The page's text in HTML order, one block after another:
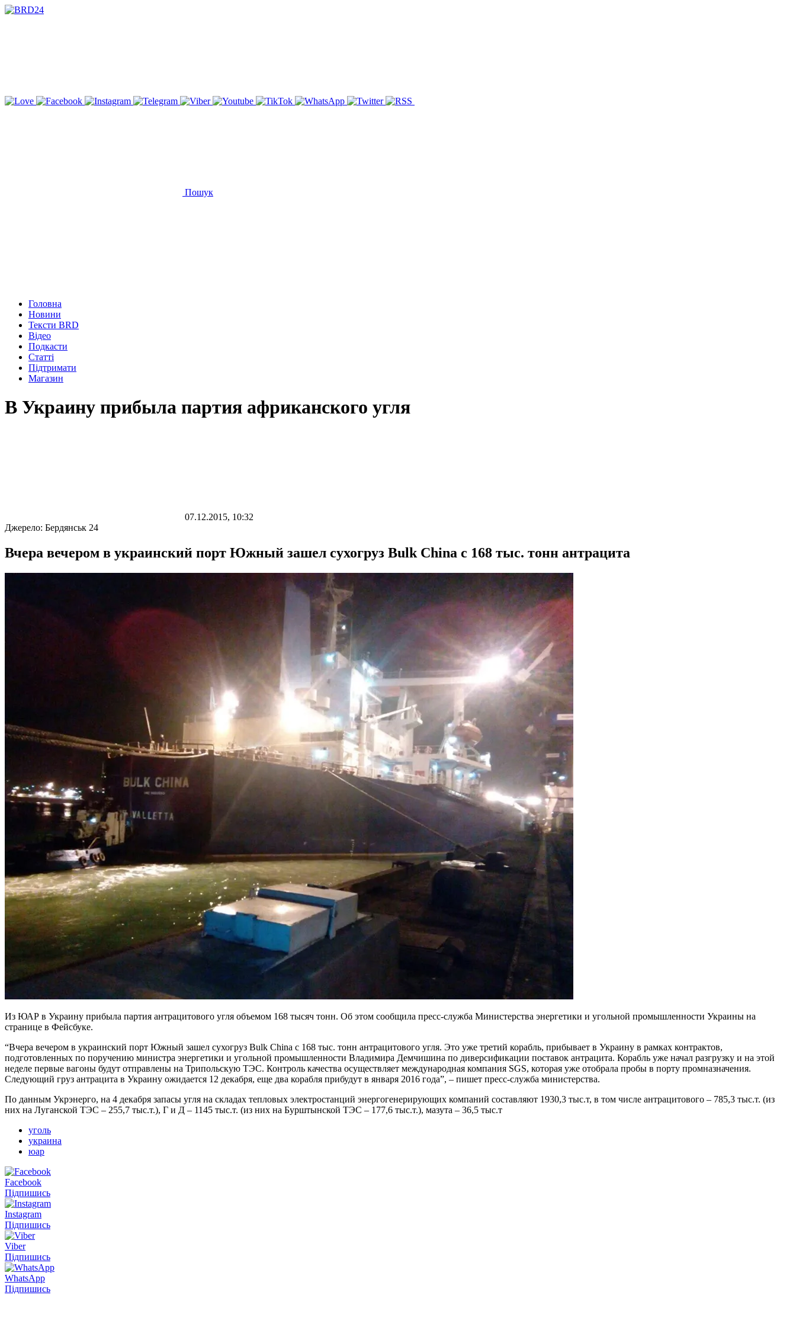
Пошук
Головна
Новини
Тексти BRD
Відео
Подкасти
Статті
Підтримати
Магазин
В Украину прибыла партия африканского угля
07.12.2015, 10:32
Джерело: Бердянськ 24
Вчера вечером в украинский порт Южный зашел сухогруз Bulk China с 168 тыс. тонн антрацита
Из ЮАР в Украину прибыла партия антрацитового угля объемом 168 тысяч тонн. Об этом сообщила пресс-служба Министерства энергетики и угольной промышленности Украины на
странице в Фейсбуке.
“Вчера вечером в украинский порт Южный зашел сухогруз Bulk China с 168 тыс. тонн антрацитового угля. Это уже третий корабль, прибывает в Украину в рамках контрактов,
подготовленных по поручению министра энергетики и угольной промышленности Владимира Демчишина по диверсификации поставок антрацита. Корабль уже начал разгрузку и на этой
неделе первые вагоны будут отправлены на Трипольскую ТЭС. Контроль качества осуществляет международная компания SGS, которая уже отобрала пробы в порту промназначения.
Следующий груз антрацита в Украину ожидается 12 декабря, еще два корабля прибудут в января 2016 года”, – пишет пресс-служба министерства.
По данным Укрэнерго, на 4 декабря запасы угля на складах тепловых электростанций энергогенерирующих компаний составляют 1930,3 тыс.т, в том числе антрацитового – 785,3 тыс.т. (из
них на Луганской ТЭС – 255,7 тыс.т.), Г и Д – 1145 тыс.т. (из них на Бурштынской ТЭС – 177,6 тыс.т.), мазута – 36,5 тыс.т
уголь
украина
юар
Facebook
Підпишись
Instagram
Підпишись
Viber
Підпишись
WhatsApp
Підпишись